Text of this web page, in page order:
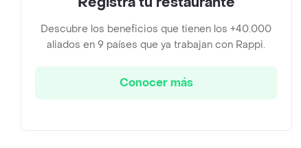
Descubre los beneficios que tienen los +40.000
aliados en 9 países que ya trabajan con Rappi.
Conocer más